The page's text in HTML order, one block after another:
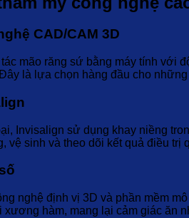
CAD/CAM 3D
mão răng sứ bằng máy tính với
là lựa chọn hàng đầu cho
Invisalign sử dụng khay niềng
vệ sinh và theo dõi kết quả điều trị
nghệ định vị 3D và phần mềm
hàm, mang lại cảm giác ăn